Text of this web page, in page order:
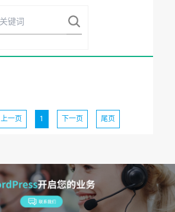
上一页 1 下一页 尾页